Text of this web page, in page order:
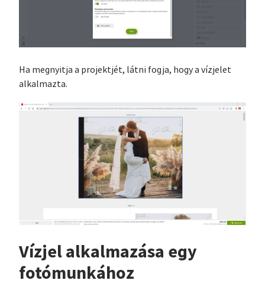
Ha megnyitja a projektjét, látni fogja, hogy a vízjelet
alkalmazta.
Vízjel alkalmazása egy
fotómunkához